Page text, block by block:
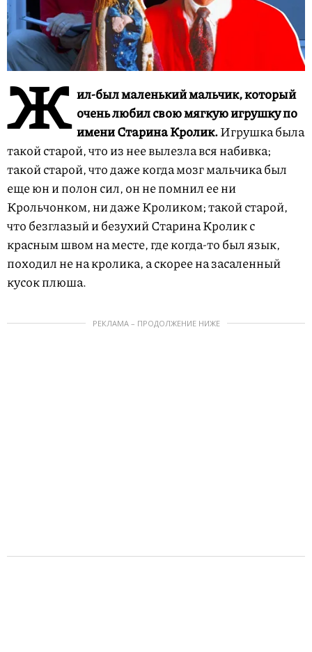
Ж ил-был маленький мальчик, который
очень любил свою мягкую игрушку по
имени Старина Кролик.Игрушка была
такой старой, что из нее вылезла вся набивка;
такой старой, что даже когда мозг мальчика был
еще юн и полон сил, он не помнил ее ни
Крольчонком, ни даже Кроликом; такой старой,
что безглазый и безухий Старина Кролик с
красным швом на месте, где когда-то был язык,
походил не на кролика, а скорее на засаленный
кусок плюша.
РЕКЛАМА – ПРОДОЛЖЕНИЕ НИЖЕ